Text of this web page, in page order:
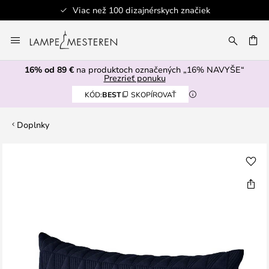
Viac než 100 dizajnérskych značiek
to
Content
16% od 89 € na produktoch označených „16% NAVYŠE“
Prezrieť ponuku
KÓD:BEST SKOPÍROVAŤ
Doplnky